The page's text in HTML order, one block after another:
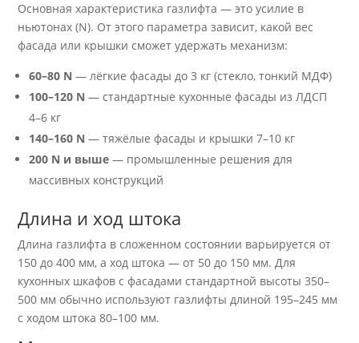
Основная характеристика газлифта — это усилие в
ньютонах (N). От этого параметра зависит, какой вес
фасада или крышки сможет удержать механизм:
60–80 N — лёгкие фасады до 3 кг (стекло, тонкий МДФ)
100–120 N — стандартные кухонные фасады из ЛДСП
4–6 кг
140–160 N — тяжёлые фасады и крышки 7–10 кг
200 N и выше — промышленные решения для
массивных конструкций
Длина и ход штока
Длина газлифта в сложенном состоянии варьируется от
150 до 400 мм, а ход штока — от 50 до 150 мм. Для
кухонных шкафов с фасадами стандартной высоты 350–
500 мм обычно используют газлифты длиной 195–245 мм
с ходом штока 80–100 мм.